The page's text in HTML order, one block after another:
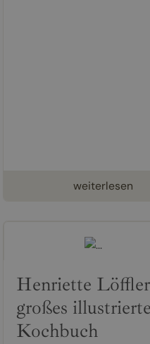
weiterlesen
Henriette
großes
Kochbuch